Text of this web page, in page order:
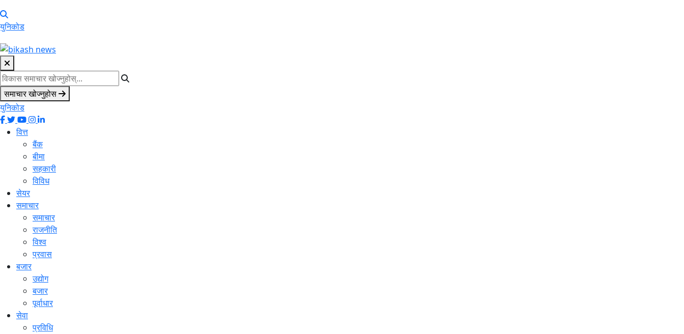
युनिकोड
समाचार खोज्नुहोस
युनिकोड
वित्त
बैंक
बीमा
सहकारी
विविध
सेयर
समाचार
समाचार
राजनीति
विश्व
प्रवास
बजार
उद्योग
बजार
पूर्वाधार
सेवा
प्रविधि